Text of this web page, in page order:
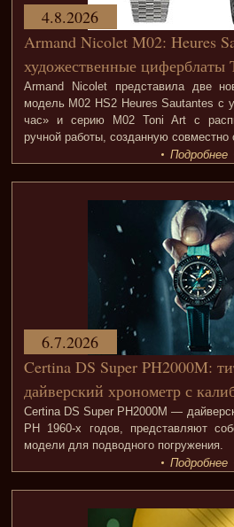
Armand Nicolet M02: Heures
художественные циферблаты
Armand Nicolet представила две
модель M02 HS2 Heures Sautantes с
час» и серию M02 Toni Art с
ручной работы, созданную совместно
4.8.2026
Подробнее
Certina DS Super PH2000M:
дайверский хронометр с
Certina DS Super PH2000M —
PH 1960-х годов, представляют
модели для подводного погружения.
6.7.2026
Подробнее